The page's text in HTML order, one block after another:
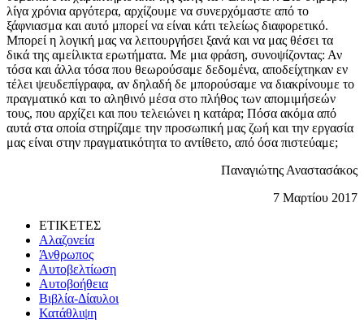
λίγα χρόνια αργότερα, αρχίζουμε να συνερχόμαστε από το
ξάφνιασμα και αυτό μπορεί να είναι κάτι τελείως διαφορετικό.
Μπορεί η λογική μας να λειτουργήσει ξανά και να μας θέσει τα
δικά της αμείλικτα ερωτήματα. Με μια φράση, συνοψίζοντας: Αν
τόσα και άλλα τόσα που θεωρούσαμε δεδομένα, αποδείχτηκαν εν
τέλει ψευδεπίγραφα, αν δηλαδή δε μπορούσαμε να διακρίνουμε το
πραγματικό και το αληθινό μέσα στο πλήθος των απομιμήσεών
τους, που αρχίζει και που τελειώνει η κατάρα; Πόσα ακόμα από
αυτά στα οποία στηρίζαμε την προσωπική μας ζωή και την εργασία
μας είναι στην πραγματικότητα το αντίθετο, από όσα πιστεύαμε;
Παναγιώτης Αναστασάκος
7 Μαρτίου 2017
ΕΤΙΚΕΤΕΣ
Αλαζονεία
Άνθρωπος
Αυτοβελτίωση
Αυτοβοήθεια
Βιβλία-Δίαυλοι
Κατάθλιψη